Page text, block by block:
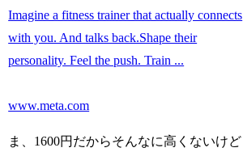
Imagine a fitness trainer that actually connects
with you. And talks back.Shape their
personality. Feel the push. Train ...
www.meta.com
ま、1600円だからそんなに高くないけど